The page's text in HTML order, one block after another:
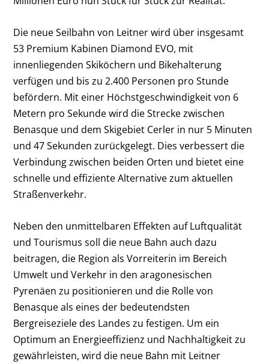
Die neue Seilbahn von Leitner wird über insgesamt
53 Premium Kabinen Diamond EVO, mit
innenliegenden Skiköchern und Bikehalterung
verfügen und bis zu 2.400 Personen pro Stunde
befördern. Mit einer Höchstgeschwindigkeit von 6
Metern pro Sekunde wird die Strecke zwischen
Benasque und dem Skigebiet Cerler in nur 5 Minuten
und 47 Sekunden zurückgelegt. Dies verbessert die
Verbindung zwischen beiden Orten und bietet eine
schnelle und effiziente Alternative zum aktuellen
Straßenverkehr.
Neben den unmittelbaren Effekten auf Luftqualität
und Tourismus soll die neue Bahn auch dazu
beitragen, die Region als Vorreiterin im Bereich
Umwelt und Verkehr in den aragonesischen
Pyrenäen zu positionieren und die Rolle von
Benasque als eines der bedeutendsten
Bergreiseziele des Landes zu festigen. Um ein
Optimum an Energieeffizienz und Nachhaltigkeit zu
gewährleisten, wird die neue Bahn mit Leitner